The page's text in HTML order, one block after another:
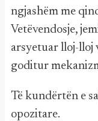
ngjashëm me
Vetëvendosje,
arsyetuar lloj-lloj
goditur
Të kundërtën e
opozitare.